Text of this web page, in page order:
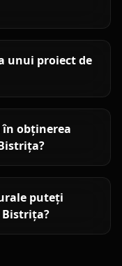
unui proiect de
obținerea
puteți